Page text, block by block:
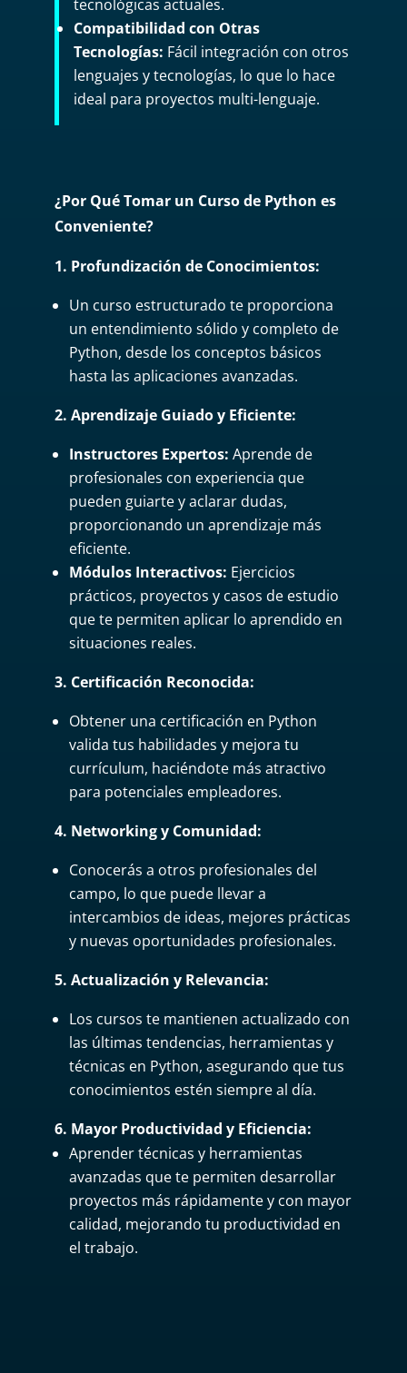
tecnológicas actuales.
Compatibilidad con Otras
Tecnologías: Fácil integración con otros
lenguajes y tecnologías, lo que lo hace
ideal para proyectos multi-lenguaje.
¿Por Qué Tomar un Curso de Python es
Conveniente?
1. Profundización de Conocimientos:
Un curso estructurado te proporciona
un entendimiento sólido y completo de
Python, desde los conceptos básicos
hasta las aplicaciones avanzadas.
2. Aprendizaje Guiado y Eficiente:
Instructores Expertos: Aprende de
profesionales con experiencia que
pueden guiarte y aclarar dudas,
proporcionando un aprendizaje más
eficiente.
Módulos Interactivos: Ejercicios
prácticos, proyectos y casos de estudio
que te permiten aplicar lo aprendido en
situaciones reales.
3. Certificación Reconocida:
Obtener una certificación en Python
valida tus habilidades y mejora tu
currículum, haciéndote más atractivo
para potenciales empleadores.
4. Networking y Comunidad:
Conocerás a otros profesionales del
campo, lo que puede llevar a
intercambios de ideas, mejores prácticas
y nuevas oportunidades profesionales.
5. Actualización y Relevancia:
Los cursos te mantienen actualizado con
las últimas tendencias, herramientas y
técnicas en Python, asegurando que tus
conocimientos estén siempre al día.
6. Mayor Productividad y Eficiencia:
Aprender técnicas y herramientas
avanzadas que te permiten desarrollar
proyectos más rápidamente y con mayor
calidad, mejorando tu productividad en
el trabajo.